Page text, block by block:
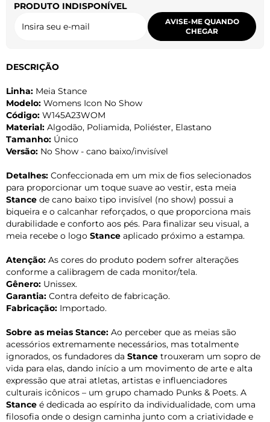
PRODUTO INDISPONÍVEL
AVISE-ME QUANDO
CHEGAR
DESCRIÇÃO
Linha: Meia Stance
Modelo: Womens Icon No Show
Código: W145A23WOM
Material: Algodão, Poliamida, Poliéster, Elastano
Tamanho: Único
Versão: No Show - cano baixo/invisível
Detalhes: Confeccionada em um mix de fios selecionados
para proporcionar um toque suave ao vestir, esta meia
Stance de cano baixo tipo invisível (no show) possui a
biqueira e o calcanhar reforçados, o que proporciona mais
durabilidade e conforto aos pés. Para finalizar seu visual, a
meia recebe o logo Stance aplicado próximo a estampa.
Atenção: As cores do produto podem sofrer alterações
conforme a calibragem de cada monitor/tela.
Gênero: Unissex.
Garantia: Contra defeito de fabricação.
Fabricação: Importado.
Sobre as meias Stance: Ao perceber que as meias são
acessórios extremamente necessários, mas totalmente
ignorados, os fundadores da Stance trouxeram um sopro de
vida para elas, dando início a um movimento de arte e alta
expressão que atrai atletas, artistas e influenciadores
culturais icônicos – um grupo chamado Punks & Poets. A
Stance é dedicada ao espírito da individualidade, com uma
filosofia onde o design caminha junto com a criatividade e